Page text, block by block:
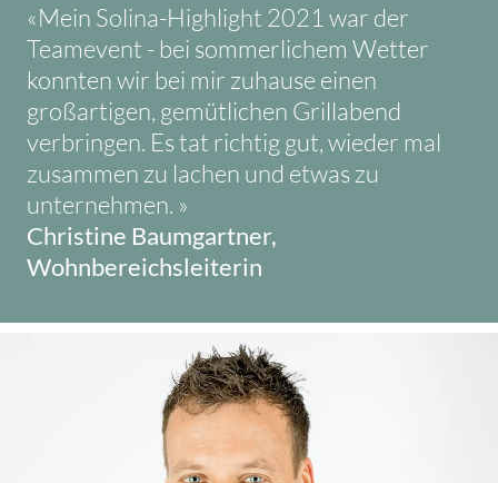
«Mein Solina-Highlight 2021 war der
Teamevent - bei sommerlichem Wetter
konnten wir bei mir zuhause einen
großartigen, gemütlichen Grillabend
verbringen. Es tat richtig gut, wieder mal
zusammen zu lachen und etwas zu
unternehmen. »
Christine Baumgartner,
Wohnbereichsleiterin